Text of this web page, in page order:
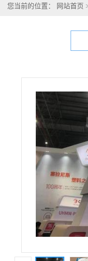
您当前的位置： 网站首页